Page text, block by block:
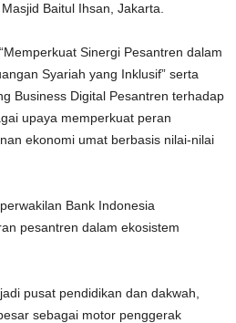
Baitul Ihsan, Jakarta.
Sinergi Pesantren dalam
Syariah yang Inklusif” serta
Business Digital Pesantren terhadap
upaya memperkuat peran
ekonomi umat berbasis nilai-nilai
Bank Indonesia
pesantren dalam ekosistem
pusat pendidikan dan dakwah,
sebagai motor penggerak